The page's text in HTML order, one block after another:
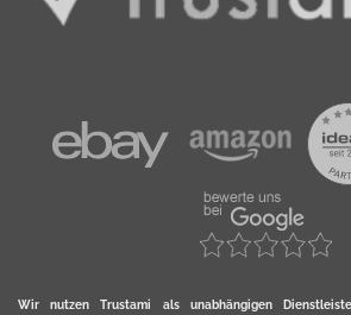
Wir nutzen Trustami als unabhängigen